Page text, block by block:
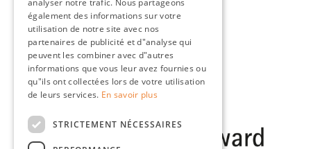
FRENCH
GERMAN
analyser notre trafic. Nous partageons
également des informations sur votre
utilisation de notre site avec nos
partenaires de publicité et d"analyse qui
peuvent les combiner avec d"autres
informations que vous leur avez fournies ou
qu"ils ont collectées lors de votre utilisation
de leurs services. En savoir plus
STRICTEMENT NÉCESSAIRES